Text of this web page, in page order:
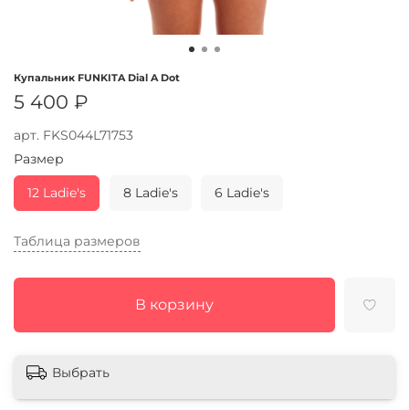
арт. FKS044L71753
Купальник FUNKITA Dial A Dot
5 400 ₽
Таблица размеров
В корзину
Размер
12 Ladie's 8 Ladie's 6 Ladie's
Выбрать